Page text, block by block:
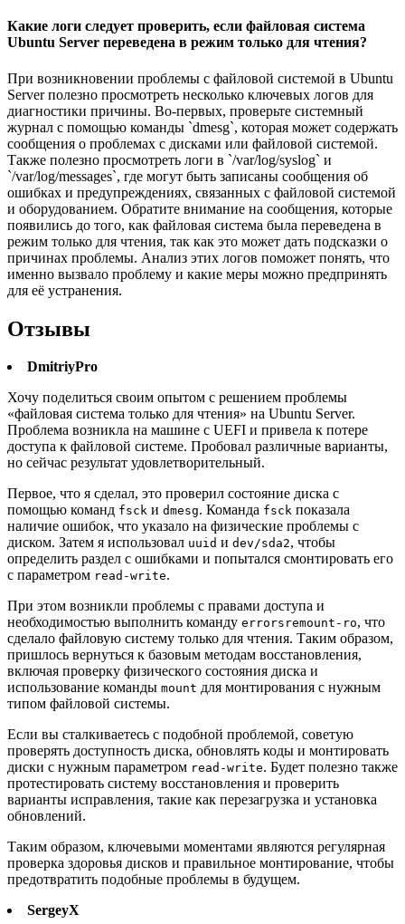
Какие логи следует проверить, если файловая система
Ubuntu Server переведена в режим только для чтения?
При возникновении проблемы с файловой системой в Ubuntu
Server полезно просмотреть несколько ключевых логов для
диагностики причины. Во-первых, проверьте системный
журнал с помощью команды `dmesg`, которая может содержать
сообщения о проблемах с дисками или файловой системой.
Также полезно просмотреть логи в `/var/log/syslog` и
`/var/log/messages`, где могут быть записаны сообщения об
ошибках и предупреждениях, связанных с файловой системой
и оборудованием. Обратите внимание на сообщения, которые
появились до того, как файловая система была переведена в
режим только для чтения, так как это может дать подсказки о
причинах проблемы. Анализ этих логов поможет понять, что
именно вызвало проблему и какие меры можно предпринять
для её устранения.
Отзывы
DmitriyPro
Хочу поделиться своим опытом с решением проблемы
«файловая система только для чтения» на Ubuntu Server.
Проблема возникла на машине с UEFI и привела к потере
доступа к файловой системе. Пробовал различные варианты,
но сейчас результат удовлетворительный.
Первое, что я сделал, это проверил состояние диска с
помощью команд fsck и dmesg. Команда fsck показала
наличие ошибок, что указало на физические проблемы с
диском. Затем я использовал uuid и dev/sda2, чтобы
определить раздел с ошибками и попытался смонтировать его
с параметром read-write.
При этом возникли проблемы с правами доступа и
необходимостью выполнить команду errorsremount-ro, что
сделало файловую систему только для чтения. Таким образом,
пришлось вернуться к базовым методам восстановления,
включая проверку физического состояния диска и
использование команды mount для монтирования с нужным
типом файловой системы.
Если вы сталкиваетесь с подобной проблемой, советую
проверять доступность диска, обновлять коды и монтировать
диски с нужным параметром read-write. Будет полезно также
протестировать систему восстановления и проверить
варианты исправления, такие как перезагрузка и установка
обновлений.
Таким образом, ключевыми моментами являются регулярная
проверка здоровья дисков и правильное монтирование, чтобы
предотвратить подобные проблемы в будущем.
SergeyX